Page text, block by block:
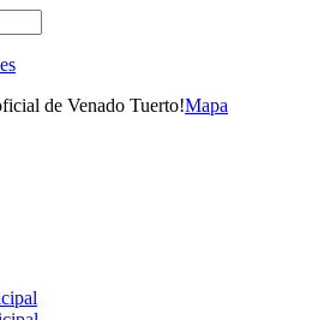
de Venado Tuerto!Mapa